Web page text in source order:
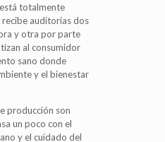
totalmente
auditorías dos
y otra por parte
al consumidor
sano donde
y el bienestar
producción son
un poco con el
y el cuidado del